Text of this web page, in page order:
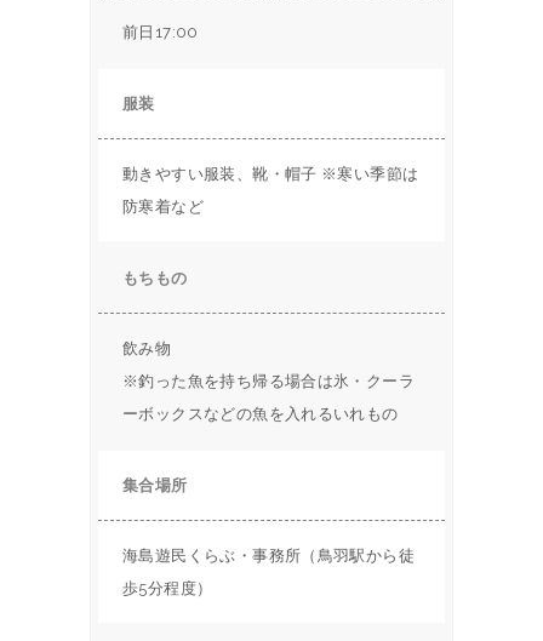
前日17:00
服装
動きやすい服装、靴・帽子 ※寒い季節は
防寒着など
もちもの
飲み物
※釣った魚を持ち帰る場合は氷・クーラ
ーボックスなどの魚を入れるいれもの
集合場所
海島遊民くらぶ・事務所（鳥羽駅から徒
歩5分程度）